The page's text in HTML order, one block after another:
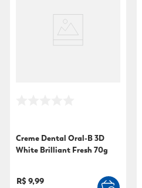
Creme Dental Oral-B 3D
White Brilliant Fresh 70g
R$ 9,99